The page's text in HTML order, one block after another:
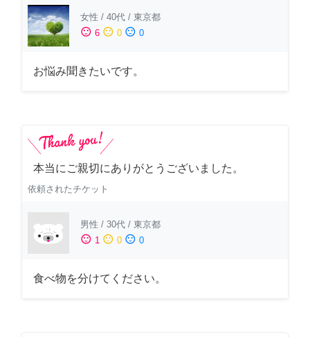
女性 / 40代 / 東京都
sentiment_satisfied 6 sentiment_neutral 0 sentiment_dissatisfied 0
お悩み聞きたいです。
本当にご親切にありがとうございました。
依頼されたチケット
男性 / 30代 / 東京都
sentiment_satisfied 1 sentiment_neutral 0 sentiment_dissatisfied 0
食べ物を分けてください。